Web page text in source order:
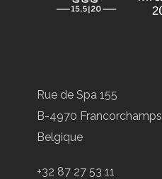
Rue de Spa 155
B-4970 Francorchamps
Belgique
+32 87 27 53 11